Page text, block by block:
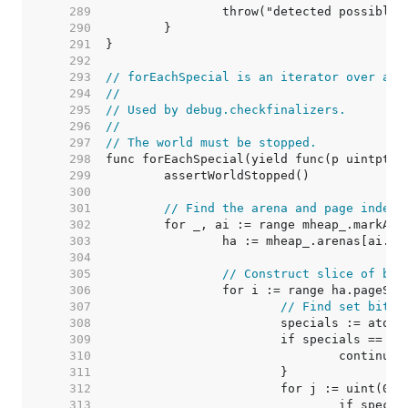
   289
   290
   291
   292
   293
// forEachSpecial is an iterator over all
   294
//
   295
// Used by debug.checkfinalizers.
   296
//
   297
// The world must be stopped.
   298
   299
   300
   301
// Find the arena and page
   302
   303
   304
   305
// Construct slice of
   306
   307
// Find set bits,
   308
   309
   310
   311
   312
   313